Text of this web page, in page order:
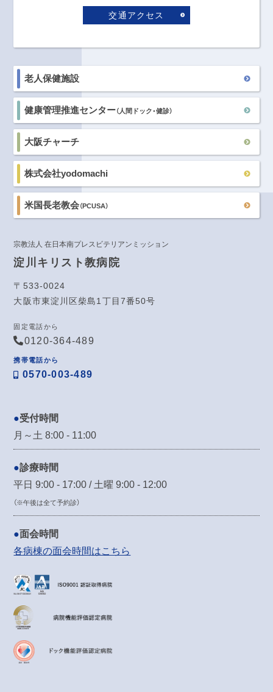
交通アクセス
老人保健施設
健康管理推進センター（人間ドック・健診）
大阪チャーチ
株式会社yodomachi
米国長老教会（PCUSA）
宗教法人 在日本南プレスビテリアンミッション
淀川キリスト教病院
〒533-0024
大阪市東淀川区柴島1丁目7番50号
固定電話から
0120-364-489
携帯電話から
0570-003-489
受付時間
月～土 8:00 - 11:00
診療時間
平日 9:00 - 17:00 / 土曜 9:00 - 12:00
（※午後は全て予約診）
面会時間
各病棟の面会時間はこちら